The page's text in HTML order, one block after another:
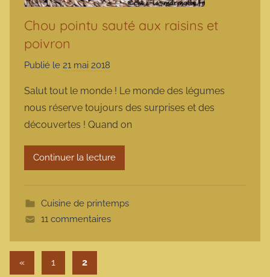
Chou pointu sauté aux raisins et
poivron
Publié le 21 mai 2018
r
m
a
r
m
t
e
Salut tout le monde ! Le monde des légumes
nous réserve toujours des surprises et des
découvertes ! Quand on
Continuer la lecture
Cuisine de printemps
11 commentaires
Pagination des publications
«Publications précédentes
1 2